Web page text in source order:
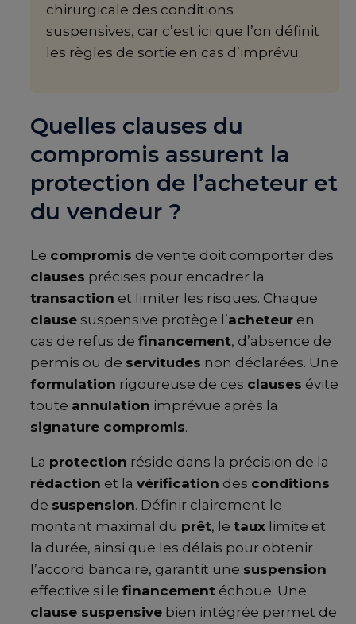
chirurgicale des conditions
suspensives, car c’est ici que l’on définit
les règles de sortie en cas d’imprévu.
Quelles clauses du
compromis assurent la
protection de l’acheteur et
du vendeur ?
Le compromis de vente doit comporter des
clauses précises pour encadrer la
transaction et limiter les risques. Chaque
clause suspensive protège l’acheteur en
cas de refus de financement, d’absence de
permis ou de servitudes non déclarées. Une
formulation rigoureuse de ces clauses évite
toute annulation imprévue après la
signature compromis.
La protection réside dans la précision de la
rédaction et la vérification des conditions
de suspension. Définir clairement le
montant maximal du prêt, le taux limite et
la durée, ainsi que les délais pour obtenir
l’accord bancaire, garantit une suspension
effective si le financement échoue. Une
clause suspensive bien intégrée permet de